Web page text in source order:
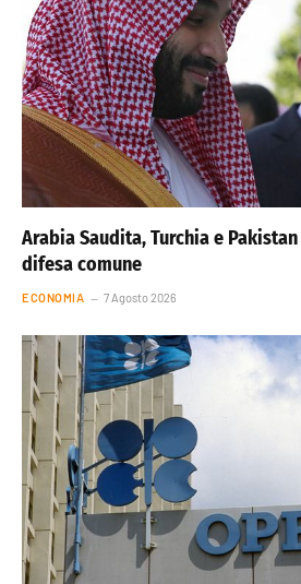
Arabia Saudita, Turchia e
difesa comune
ECONOMIA 7 Agosto 2026